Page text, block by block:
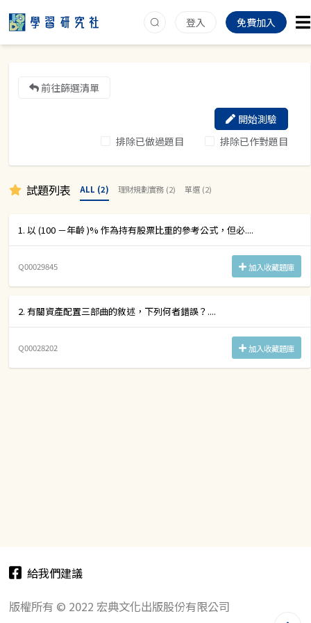
登入 免費加入
前往篩選清單
排除已做過題目 排除已作對題目
開始測驗
試題列表 ALL (2) 理財規劃實務 (2) 單選 (2)
1. 以 (100 －年齡 )% 作為持有股票比重的參考公式，但必....
Q00029845 加入收藏題庫
2. 有關資產配置三部曲的敘述，下列何者錯誤？....
Q00028202 加入收藏題庫
給我們建議
版權所有 © 2022 宏典文化出版股份有限公司